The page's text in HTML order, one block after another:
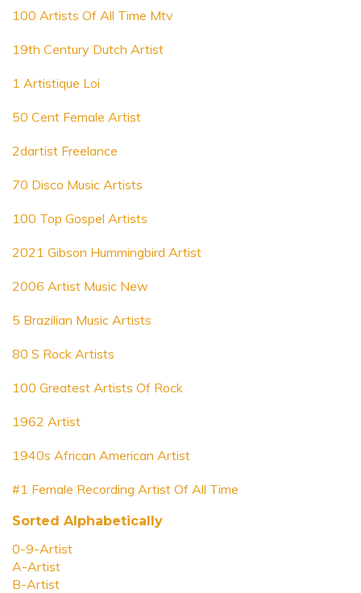
100 Artists Of All Time Mtv
19th Century Dutch Artist
1 Artistique Loi
50 Cent Female Artist
2dartist Freelance
70 Disco Music Artists
100 Top Gospel Artists
2021 Gibson Hummingbird Artist
2006 Artist Music New
5 Brazilian Music Artists
80 S Rock Artists
100 Greatest Artists Of Rock
1962 Artist
1940s African American Artist
#1 Female Recording Artist Of All Time
Sorted Alphabetically
0-9-Artist
A-Artist
B-Artist